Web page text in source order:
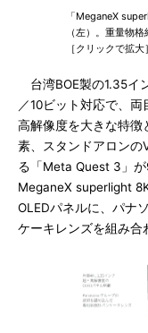
「MeganeX
（左）。重量物
［クリックで拡
台湾BOE製の1.35イ
／10ビット対応で、
高解像度を大きな特
素、スタンドアロンの
る「Meta Quest 3」
MeganeX superlight
OLEDパネルに、パナ
ケーキレンズを組み合